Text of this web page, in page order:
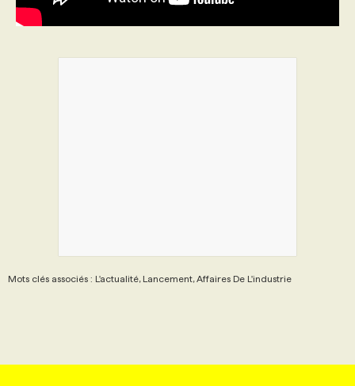
Mots clés associés : L'actualité, Lancement, Affaires De L'industrie